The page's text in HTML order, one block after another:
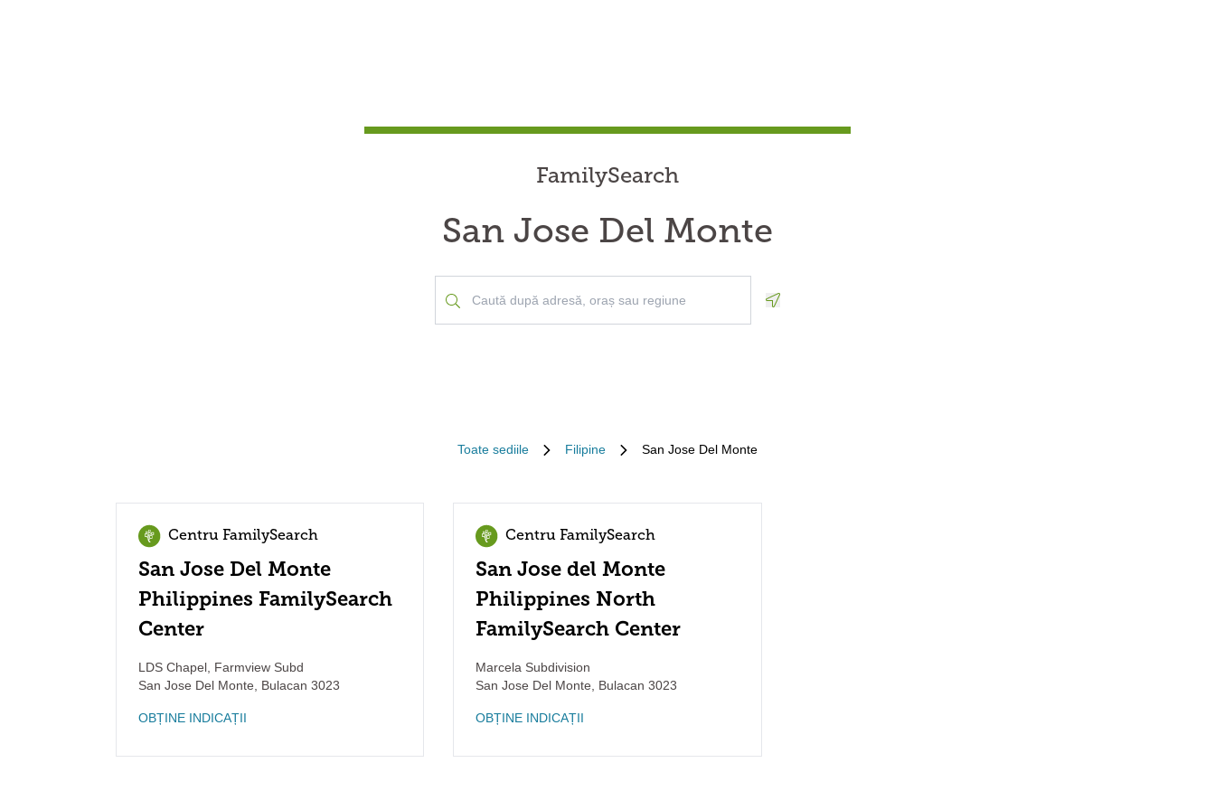
FamilySearch
San Jose Del Monte
Toate sediile Filipine San Jose Del Monte
Centru FamilySearch
San Jose Del Monte
Philippines FamilySearch
Center
LDS Chapel, Farmview Subd
San Jose Del Monte
Bulacan 3023
OBȚINE INDICAȚII
Centru FamilySearch
San Jose del Monte
Philippines North
FamilySearch Center
Marcela Subdivision
San Jose Del Monte
Bulacan 3023
OBȚINE INDICAȚII